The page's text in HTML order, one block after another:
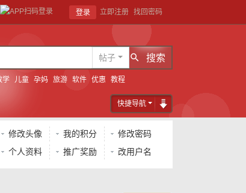
登录 立即注册 找回密码
帖子 搜索
学 儿童 孕妈 旅游 软件 优惠 教程
快捷导航
修改头像 我的积分
修改密码
个人资料
推广奖励 改用户名